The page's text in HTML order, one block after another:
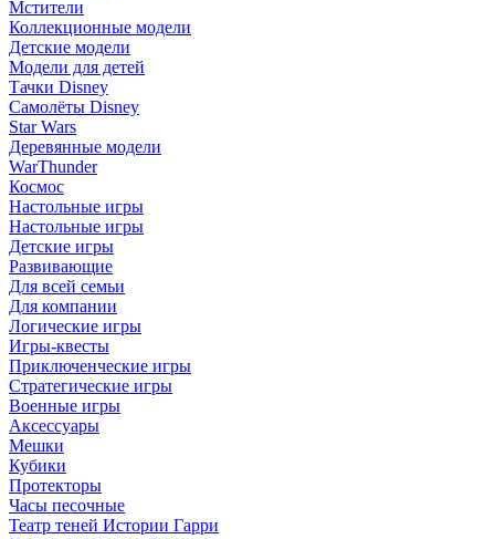
Мстители
Коллекционные модели
Детские модели
Модели для детей
Тачки Disney
Самолёты Disney
Star Wars
Деревянные модели
WarThunder
Космос
Настольные игры
Настольные игры
Детские игры
Развивающие
Для всей семьи
Для компании
Логические игры
Игры-квесты
Приключенческие игры
Стратегические игры
Военные игры
Аксессуары
Мешки
Кубики
Протекторы
Часы песочные
Театр теней Истории Гарри